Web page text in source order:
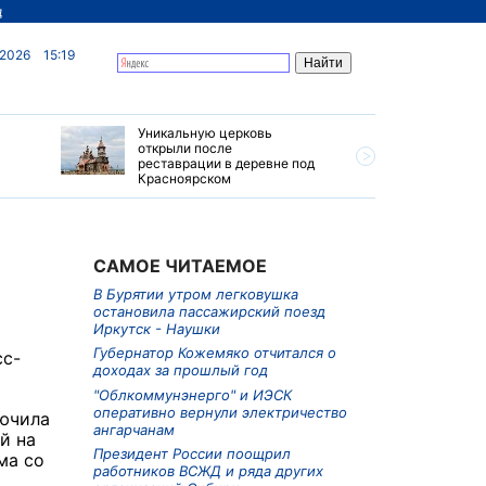
15:19
Уникальную церковь
открыли после
реставрации в деревне под
Красноярском
на
со
САМОЕ ЧИТАЕМОЕ
В Бурятии утром легковушка
остановила пассажирский поезд
Иркутск - Наушки
Губернатор Кожемяко отчитался о
доходах за прошлый год
"Облкоммунэнерго" и ИЭСК
оперативно вернули электричество
ангарчанам
Президент России поощрил
работников ВСЖД и ряда других